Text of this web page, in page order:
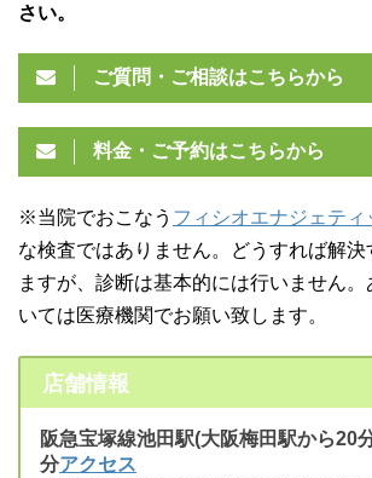
さい。
ご質問・ご相談はこちらから
料金・ご予約はこちらから
※当院でおこなう フィシオエナジェティ
な検査ではありません。どうすれば解決
ますが、診断は基本的には行いません
いては医療機関でお願い致します。
店舗情報
阪急宝塚線池田駅(大阪梅田駅から20
分アクセス